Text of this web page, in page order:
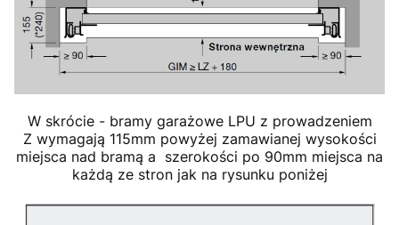
W skrócie - bramy garażowe LPU z prowadzeniem
Z wymagają 115mm powyżej zamawianej wysokości
miejsca nad bramą a szerokości po 90mm miejsca na
każdą ze stron jak na rysunku poniżej